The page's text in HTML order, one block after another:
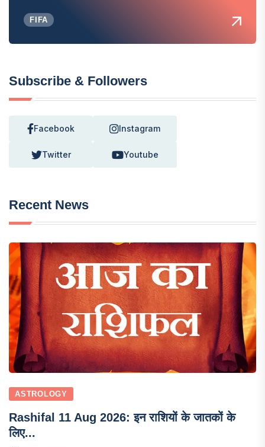
FIFA
Subscribe & Followers
Facebook Instagram
Twitter Youtube
Recent News
ASTROLOGY
Rashifal 11 Aug 2026: इन राशियों के जातकों के
लिए...